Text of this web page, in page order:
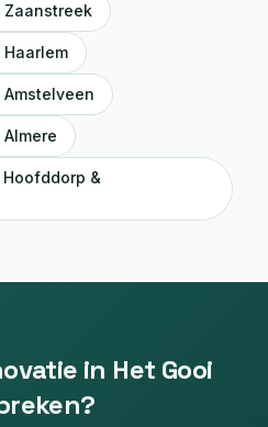
Zaanstreek
Haarlem
Amstelveen
Almere
Hoofddorp &
in Het Gooi